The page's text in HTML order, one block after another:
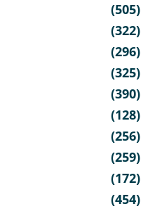
(505)
(322)
(296)
(325)
(390)
(128)
(256)
(259)
(172)
(454)